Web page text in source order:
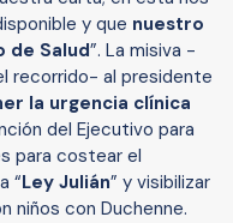
y que nuestro
de Salud”. La misiva -
recorrido- al presidente
la urgencia clínica
del Ejecutivo para
para costear el
“Ley Julián” y visibilizar
niños con Duchenne.